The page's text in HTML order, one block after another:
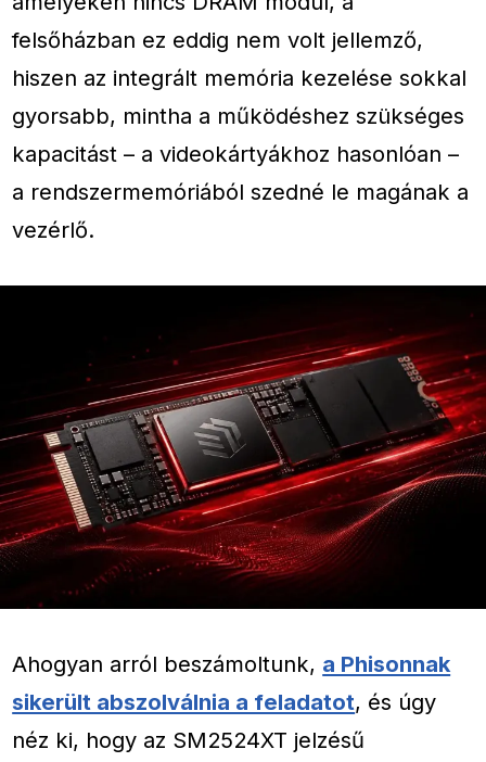
felsőházban ez eddig nem volt jellemző,
hiszen az integrált memória kezelése sokkal
gyorsabb, mintha a működéshez szükséges
kapacitást – a videokártyákhoz hasonlóan –
a rendszermemóriából szedné le magának a
vezérlő.
Ahogyan arról beszámoltunk, a Phisonnak
sikerült abszolválnia a feladatot, és úgy
néz ki, hogy az SM2524XT jelzésű